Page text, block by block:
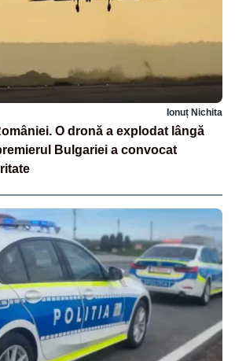
Ionuț Nichita
O dronă a explodat lângă
Bulgariei a convocat